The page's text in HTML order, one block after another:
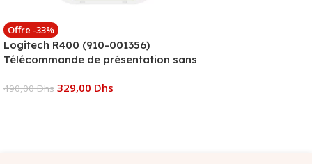
Offre -33%
Logitech R400 (910-001356)
Télécommande de présentation sans
490,00Dhs 329,00 Dhs